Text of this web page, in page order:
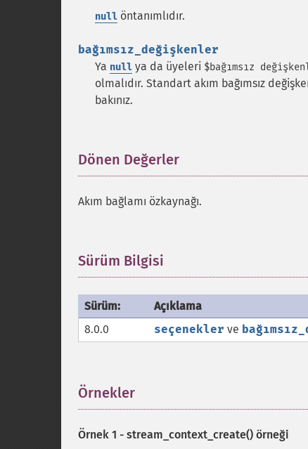
null öntanımlıdır.
bağımsız_değişkenler
Ya null ya da üyeleri $bağımsız
olmalıdır. Standart akım bağımsız
bakınız.
Dönen Değerler
Akım bağlamı özkaynağı.
Sürüm Bilgisi
Sürüm:
Açıklama
8.0.0
seçenekler ve
Örnekler
Örnek 1 - stream_context_create() örneği